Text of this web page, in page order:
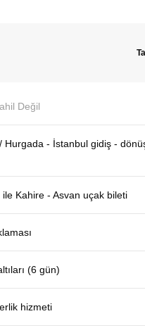
Değil
Hurgada - İstanbul gidiş -
ile Kahire - Asvan uçak bileti
(6 gün)
hizmeti